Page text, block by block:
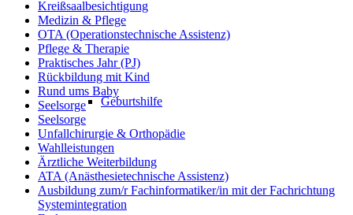
Geburtshilfe
Kreißsaalbesichtigung
Medizin & Pflege
OTA (Operationstechnische Assistenz)
Pflege & Therapie
Praktisches Jahr (PJ)
Rückbildung mit Kind
Rund ums Baby
Seelsorge
Seelsorge
Unfallchirurgie & Orthopädie
Wahlleistungen
Ärztliche Weiterbildung
ATA (Anästhesietechnische Assistenz)
Ausbildung zum/r Fachinformatiker/in mit der Fachrichtung
Systemintegration